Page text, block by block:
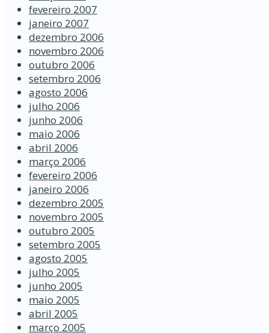
fevereiro 2007
janeiro 2007
dezembro 2006
novembro 2006
outubro 2006
setembro 2006
agosto 2006
julho 2006
junho 2006
maio 2006
abril 2006
março 2006
fevereiro 2006
janeiro 2006
dezembro 2005
novembro 2005
outubro 2005
setembro 2005
agosto 2005
julho 2005
junho 2005
maio 2005
abril 2005
março 2005